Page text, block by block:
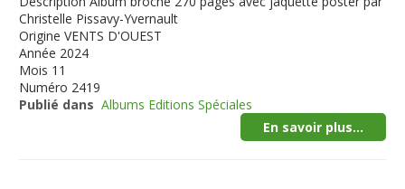
Christelle Pissavy-Yvernault
Origine VENTS D'OUEST
Année 2024
Mois 11
Numéro 2419
Publié dans Albums Editions Spéciales
En savoir plus...